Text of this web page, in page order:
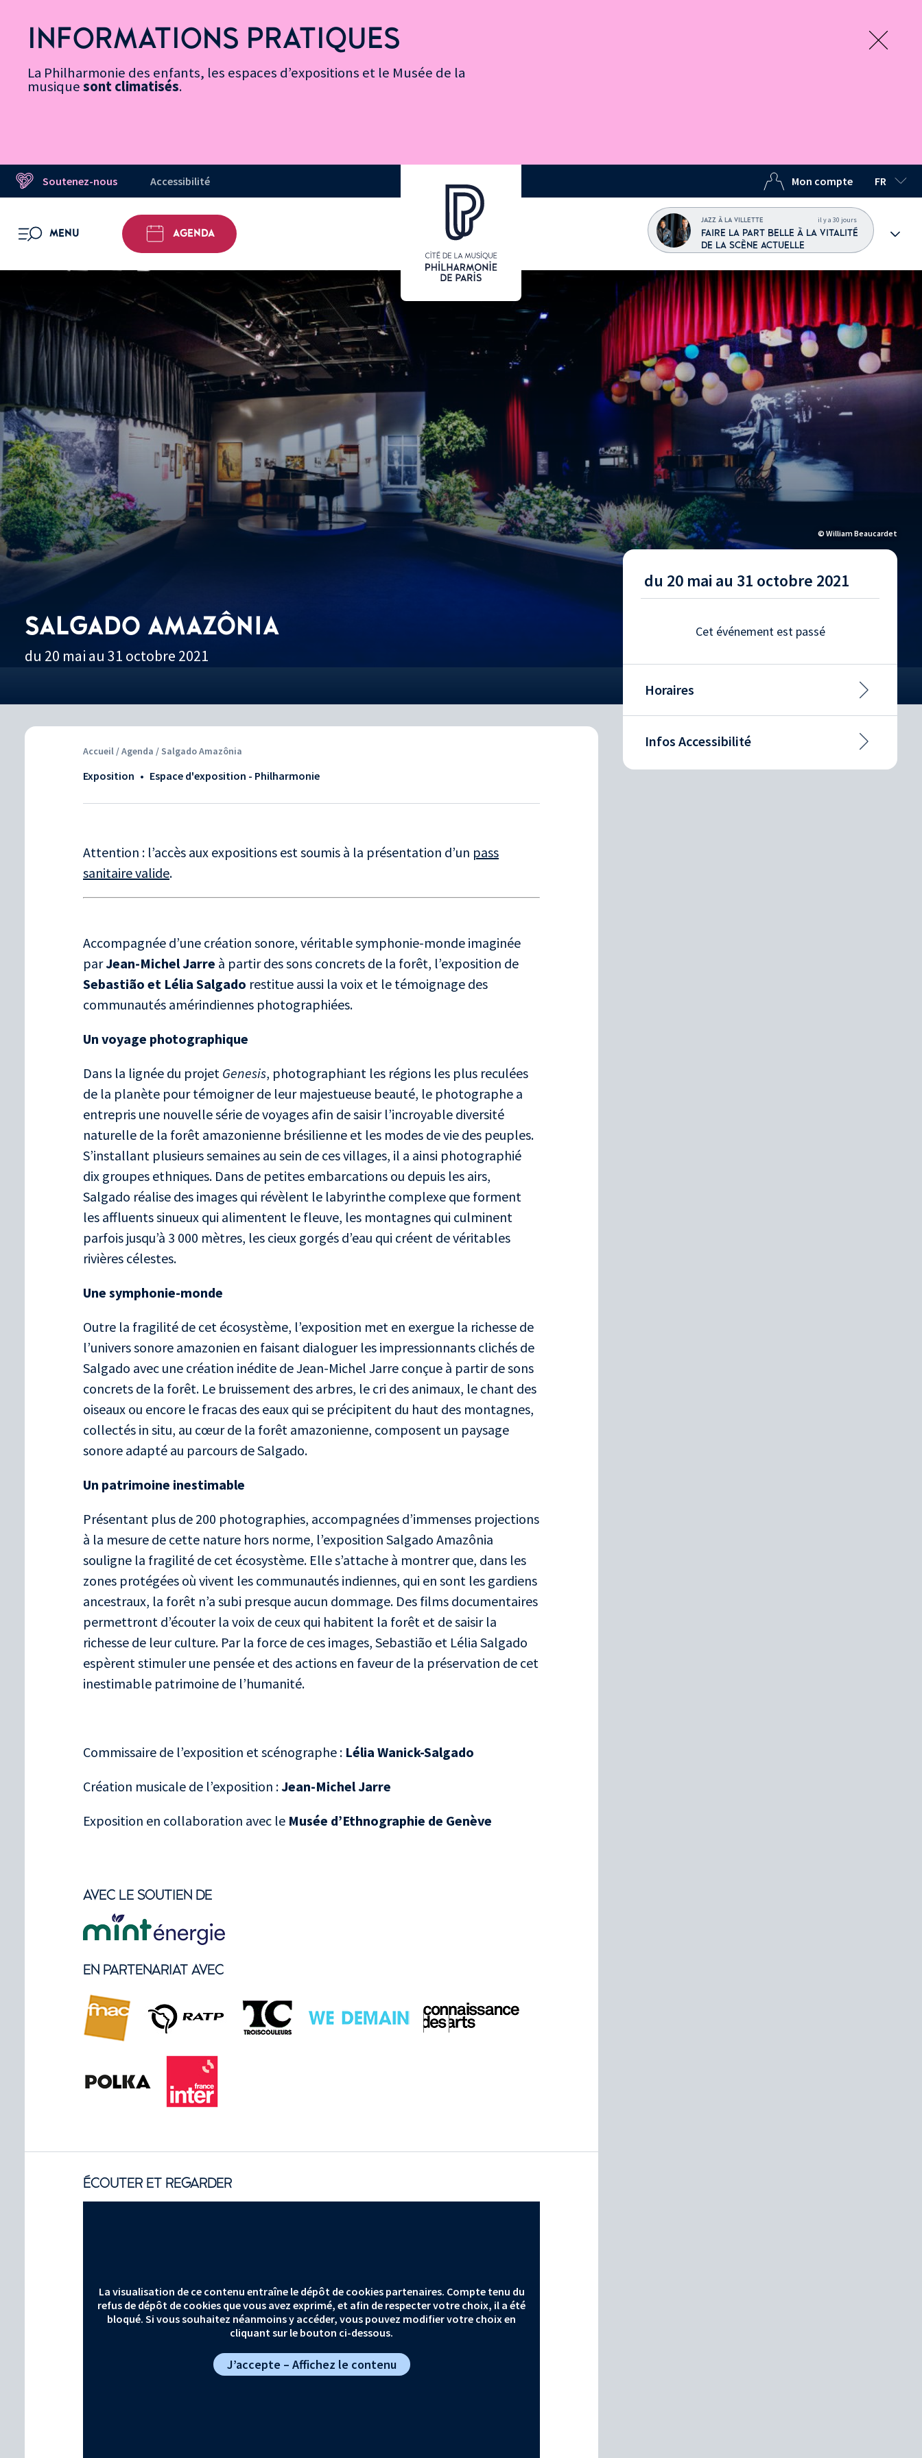
Accessibilité
rapides
contenuMessage d’information
INFORMATIONS PRATIQUES
La Philharmonie des enfants, les espaces d’expositions et le Musée de la
musiquesont climatisés.
Soutenez-nous Accessibilité Mon compte FR
LANGUE
MENU
OUVRIR LE MENU AGENDA
JAZZ À LA VILLETTE il y a 30 jours
FAIRE LA PART BELLE À LA VITALITÉ
DE LA SCÈNE ACTUELLE
© William Beaucardet
SALGADO AMAZÔNIA
du 20 mai au 31 octobre 2021
Accueil /Agenda / Salgado Amazônia
Exposition • Espace d'exposition - Philharmonie
Attention : l’accès aux expositions est soumis à la présentation d’un pass
sanitaire valide.
Accompagnée d’une création sonore, véritable symphonie-monde imaginée
parJean-Michel Jarre à partir des sons concrets de la forêt, l’exposition de
Sebastião et Lélia Salgado restitue aussi la voix et le témoignage des
communautés amérindiennes photographiées.
Un voyage photographique
Dans la lignée du projet Genesis, photographiant les régions les plus reculées
de la planète pour témoigner de leur majestueuse beauté, le photographe a
entrepris une nouvelle série de voyages afin de saisir l’incroyable diversité
naturelle de la forêt amazonienne brésilienne et les modes de vie des peuples.
S’installant plusieurs semaines au sein de ces villages, il a ainsi photographié
dix groupes ethniques. Dans de petites embarcations ou depuis les airs,
Salgado réalise des images qui révèlent le labyrinthe complexe que forment
les affluents sinueux qui alimentent le fleuve, les montagnes qui culminent
parfois jusqu’à 3 000 mètres, les cieux gorgés d’eau qui créent de véritables
rivières célestes.
Une symphonie-monde
Outre la fragilité de cet écosystème, l’exposition met en exergue la richesse de
l’univers sonore amazonien en faisant dialoguer les impressionnants clichés de
Salgado avec une création inédite deJean-Michel Jarre conçue à partir de sons
concrets de la forêt. Le bruissement des arbres, le cri des animaux, le chant des
oiseaux ou encore le fracas des eaux qui se précipitent du haut des montagnes,
collectés in situ, au cœur de la forêt amazonienne, composent un paysage
sonore adapté au parcours de Salgado.
Un patrimoine inestimable
Présentant plus de 200 photographies, accompagnées d’immenses projections
à la mesure de cette nature hors norme, l’exposition Salgado Amazônia
souligne la fragilité de cet écosystème. Elle s’attache à montrer que, dans les
zones protégées où vivent les communautés indiennes, qui en sont les gardiens
ancestraux, la forêt n’a subi presque aucun dommage. Des films documentaires
permettront d’écouter la voix de ceux qui habitent la forêt et de saisir la
richesse de leur culture. Par la force de ces images, Sebastião et Lélia Salgado
espèrent stimuler une pensée et des actions en faveur de la préservation de cet
inestimable patrimoine de l’humanité.
Commissaire de l’exposition et scénographe : Lélia Wanick-Salgado
Création musicale de l’exposition :Jean-Michel Jarre
Exposition en collaboration avec le Musée d’Ethnographie de Genève
AVEC LE SOUTIEN DE
EN PARTENARIAT AVEC
ÉCOUTER ET REGARDER
La visualisation de ce contenu entraîne le dépôt de cookies partenaires. Compte tenu du
refus de dépôt de cookies que vous avez exprimé, et afin de respecter votre choix, il a été
bloqué. Si vous souhaitez néanmoins y accéder, vous pouvez modifier votre choix en
cliquant sur le bouton ci-dessous.
J’accepte – Affichez le contenu
du 20 mai au 31 octobre 2021
Cet événement est passé
Horaires
Infos Accessibilité